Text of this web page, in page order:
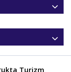
Turizm